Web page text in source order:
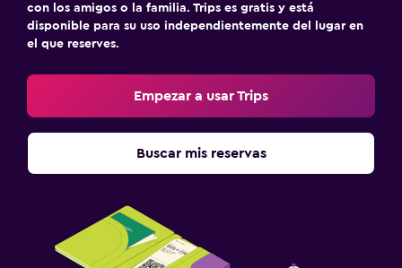
con los amigos o la familia. Trips es gratis y está
disponible para su uso independientemente del lugar en
el que reserves.
Empezar a usar Trips
Buscar mis reservas